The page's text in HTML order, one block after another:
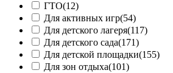
ГТО(12)
Для активных игр(54)
Для детского лагеря(117)
Для детского сада(171)
Для детской площадки(155)
Для зон отдыха(101)